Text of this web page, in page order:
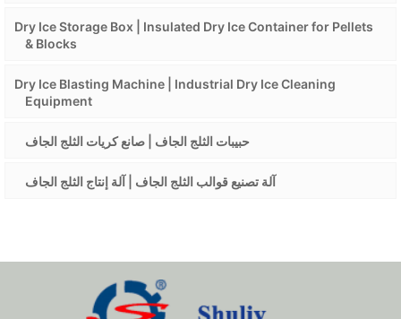
Dry Ice Storage Box | Insulated Dry Ice Container for Pellets
& Blocks
Dry Ice Blasting Machine | Industrial Dry Ice Cleaning
Equipment
حبيبات الثلج الجاف | صانع كريات الثلج الجاف
آلة تصنيع قوالب الثلج الجاف | آلة إنتاج الثلج الجاف